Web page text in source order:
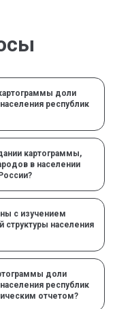
доли
республик
картограммы,
в населении
с изучением
структуры населения
доли
республик
отчетом?